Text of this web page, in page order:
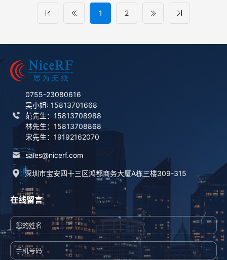
1 2
0755-23080616
吴小姐: 15813701668
范先生：15813708988
林先生：15813708868
宋先生：19192162070
sales@nicerf.com
深圳市宝安四十三区鸿都商务大厦A栋三楼309-315
在线留言